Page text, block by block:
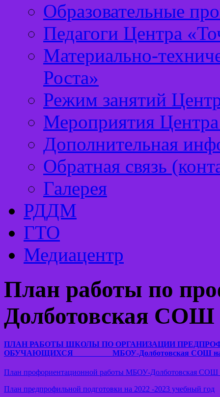
Образовательные
Педагоги Центра
Материально-
Роста»
Режим занятий
Мероприятия
Дополнительная
Обратная связь
Галерея
РДДМ
ГТО
Медиацентр
План работы по
Долботовская СОШ
ПЛАН РАБОТЫ ШКОЛЫ ПО ОРГАНИЗАЦИИ
ОБУЧАЮЩИХСЯ МБОУ-Долботовская СОШ
План профориентационной работы МБОУ-Долботовская СОШ
План предпрофильной подготовки на 2022 -2023 учебный год